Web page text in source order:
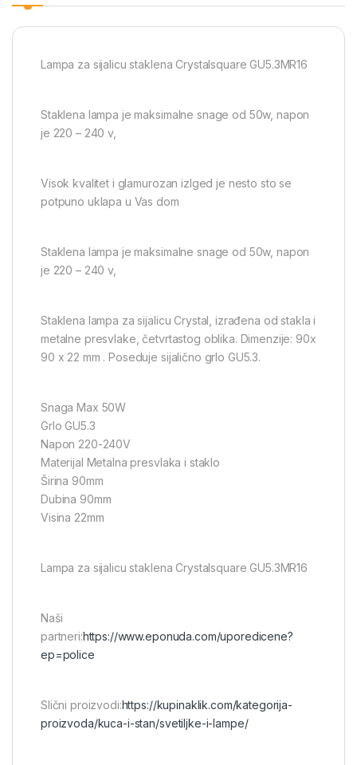
Lampa za sijalicu staklena Crystalsquare GU5.3MR16
Staklena lampa je maksimalne snage od 50w, napon
je 220 – 240 v,
Visok kvalitet i glamurozan izlged je nesto sto se
potpuno uklapa u Vas dom
Staklena lampa je maksimalne snage od 50w, napon
je 220 – 240 v,
Staklena lampa za sijalicu Crystal, izrađena od stakla i
metalne presvlake, četvrtastog oblika. Dimenzije: 90x
90 x 22 mm . Poseduje sijalično grlo GU5.3.
Snaga Max 50W
Grlo GU5.3
Napon 220-240V
Materijal Metalna presvlaka i staklo
Širina 90mm
Dubina 90mm
Visina 22mm
Lampa za sijalicu staklena Crystalsquare GU5.3MR16
Naši
partneri:https://www.eponuda.com/uporedicene?
ep=police
Slični proizvodi:https://kupinaklik.com/kategorija-
proizvoda/kuca-i-stan/svetiljke-i-lampe/